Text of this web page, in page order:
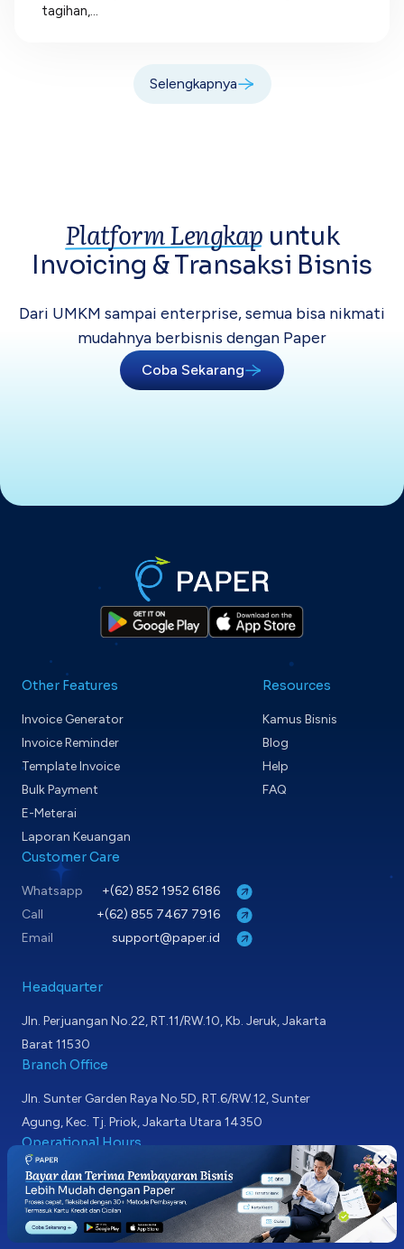
tagihan,...
Selengkapnya
Platform Lengkap untuk
Invoicing &Transaksi Bisnis
Dari UMKM sampai enterprise, semua bisa nikmati
mudahnya berbisnis dengan Paper
Coba Sekarang
Other Features
Invoice Generator
Invoice Reminder
Template Invoice
Bulk Payment
E-Meterai
Laporan Keuangan
Resources
Kamus Bisnis
Blog
Help
FAQ
Customer Care
Whatsapp
+(62) 852 1952 6186
Call
+(62) 855 7467 7916
Email
support@paper.id
Headquarter
Jln. Perjuangan No.22, RT.11/RW.10, Kb. Jeruk, Jakarta
Barat 11530
Branch Office
Jln. Sunter Garden Raya No.5D, RT.6/RW.12, Sunter
Agung, Kec. Tj. Priok, Jakarta Utara 14350
Operational Hours
Weekdays
7AM - 10PM
Weekend & Holidays
8AM - 5PM